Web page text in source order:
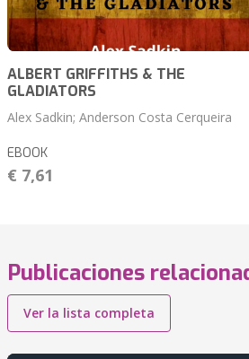
ALBERT GRIFFITHS & THE
GLADIATORS
Alex Sadkin; Anderson Costa Cerqueira
EBOOK
€ 7,61
Publicaciones
Ver la lista completa